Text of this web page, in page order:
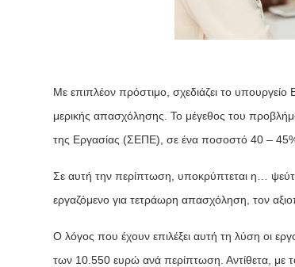
Με επιπλέον πρόστιμο, σχεδιάζει το
μερικής απασχόλησης. Το μέγεθος του
της Εργασίας (ΣΕΠΕ), σε ένα ποσοστό 40 – 45%
Σε αυτή την περίπτωση, υποκρύπτεται η…
εργαζόμενο για τετράωρη απασχόληση, τον
Ο λόγος που έχουν επιλέξει αυτή τη λύση οι
των 10.550 ευρώ ανά περίπτωση. Αντίθετα, με